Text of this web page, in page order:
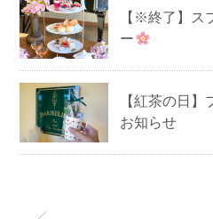
【※終了】ス
ー
【紅茶の日
お知らせ